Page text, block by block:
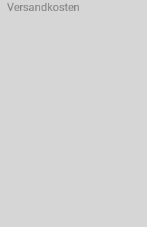
Versandkosten